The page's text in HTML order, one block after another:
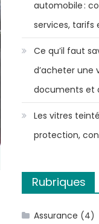
automobile :
services, tarifs
Ce qu’il faut
d’acheter une
documents et
Les vitres
protection,
Rubriques
Assurance (4)